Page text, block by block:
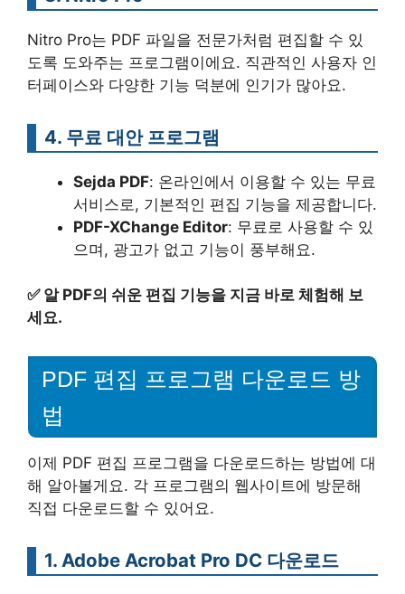
Nitro Pro는 PDF 파일을 전문가처럼 편집할 수 있
도록 도와주는 프로그램이에요. 직관적인 사용자 인
터페이스와 다양한 기능 덕분에 인기가 많아요.
4. 무료 대안 프로그램
Sejda PDF: 온라인에서 이용할 수 있는 무료
서비스로, 기본적인 편집 기능을 제공합니다.
PDF-XChange Editor: 무료로 사용할 수 있
으며, 광고가 없고 기능이 풍부해요.
✅ 알 PDF의 쉬운 편집 기능을 지금 바로 체험해 보
세요.
PDF 편집 프로그램 다운로드 방
법
이제 PDF 편집 프로그램을 다운로드하는 방법에 대
해 알아볼게요. 각 프로그램의 웹사이트에 방문해
직접 다운로드할 수 있어요.
1. Adobe Acrobat Pro DC 다운로드